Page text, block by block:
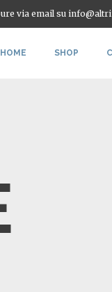
via email su
HOME SHOP